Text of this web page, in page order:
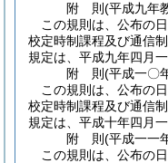
附 則(平成九年
この規則は、公布の
校定時制課程及び通信
規定は、平成九年四月
附 則(平成一〇
この規則は、公布の
校定時制課程及び通信
規定は、平成十年四月
附 則(平成一一
この規則は、公布の